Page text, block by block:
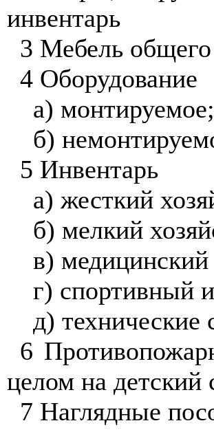
инвентарь
3 Мебель общего
4 Оборудование
а) монтируемое;
б)
5 Инвентарь
а) жесткий
б) мелкий
в)
г) спортивный
д) технические
6
целом на детский
7 Наглядные